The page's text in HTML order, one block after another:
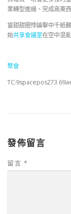
業轉型進級、完成高東
當甜甜圈悖論擊中千紙鶴
始共享會議室在空中混
聚會
TC:9spacepos273
發佈留言
留言 *